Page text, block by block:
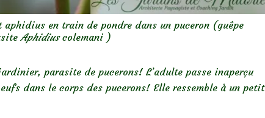
aphidius en train de pondre dans un puceron (guêpe
Aphidiuscolemani )
parasite de pucerons! L’adulte passe inaperçu
dans le corps des pucerons! Elle ressemble à un petit